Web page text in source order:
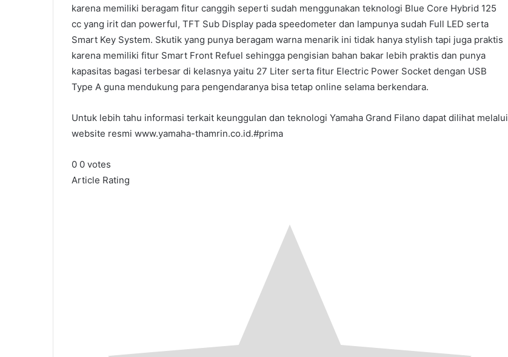
karena memiliki beragam fitur canggih seperti sudah menggunakan teknologi Blue Core Hybrid 125
cc yang irit dan powerful, TFT Sub Display pada speedometer dan lampunya sudah Full LED serta
Smart Key System. Skutik yang punya beragam warna menarik ini tidak hanya stylish tapi juga praktis
karena memiliki fitur Smart Front Refuel sehingga pengisian bahan bakar lebih praktis dan punya
kapasitas bagasi terbesar di kelasnya yaitu 27 Liter serta fitur Electric Power Socket dengan USB
Type A guna mendukung para pengendaranya bisa tetap online selama berkendara.
Untuk lebih tahu informasi terkait keunggulan dan teknologi Yamaha Grand Filano dapat dilihat melalui
website resmi www.yamaha-thamrin.co.id.#prima
0 0 votes
Article Rating